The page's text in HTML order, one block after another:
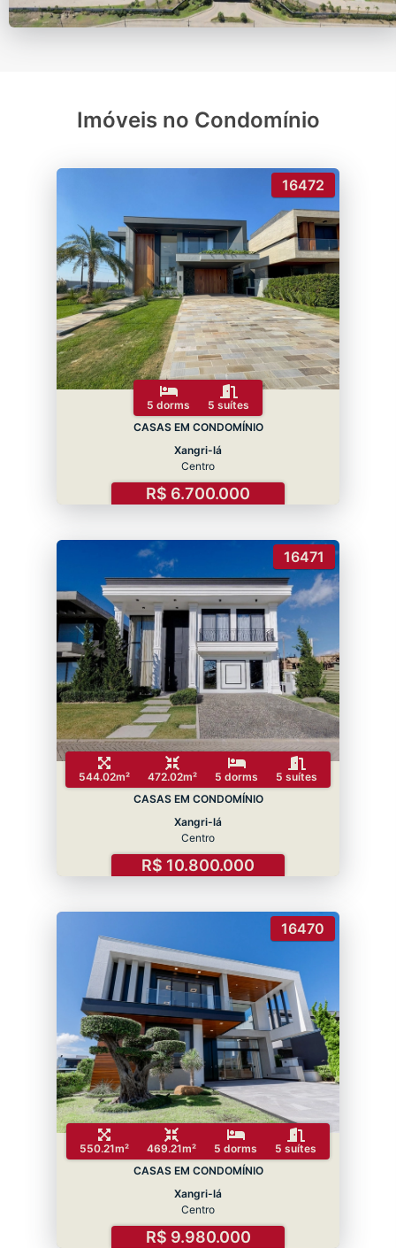
Imóveis no Condomínio
16472
5 dorms
5 suítes
CASAS EM CONDOMÍNIO
Xangri-lá
Centro
R$ 6.700.000
16471
544.02m² 472.02m² 5 dorms
5 suítes
CASAS EM CONDOMÍNIO
Xangri-lá
Centro
R$ 10.800.000
16470
550.21m² 469.21m² 5 dorms
5 suítes
CASAS EM CONDOMÍNIO
Xangri-lá
Centro
R$ 9.980.000